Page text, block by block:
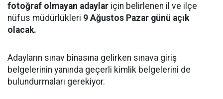
fotoğraf olmayan adaylar için belirlenen il ve ilçe
nüfus müdürlükleri 9 Ağustos Pazar günü açık
olacak.
Adayların sınav binasına gelirken sınava giriş
belgelerinin yanında geçerli kimlik belgelerini de
bulundurmaları gerekiyor.